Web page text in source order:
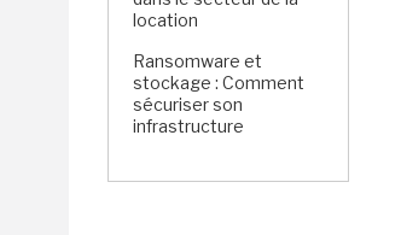
location
Ransomware et
stockage : Comment
sécuriser son
infrastructure